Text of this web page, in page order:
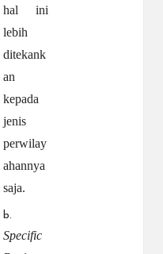
hal ini
lebih
ditekank
an
kepada
jenis
perwilay
ahannya
saja.
b.
Specific